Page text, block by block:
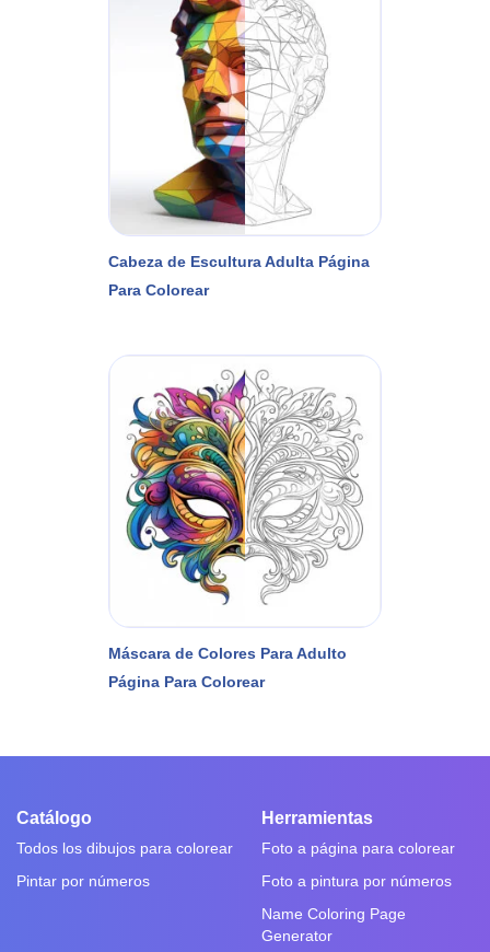
Cabeza de Escultura Adulta Página
Para Colorear
Máscara de Colores Para Adulto
Página Para Colorear
Catálogo
Todos los dibujos para colorear
Pintar por números
Herramientas
Foto a página para colorear
Foto a pintura por números
Name Coloring Page
Generator